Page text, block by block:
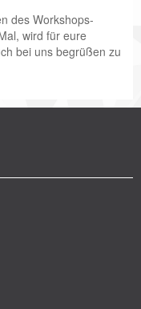
des Workshops-
wird für eure
bei uns begrüßen zu